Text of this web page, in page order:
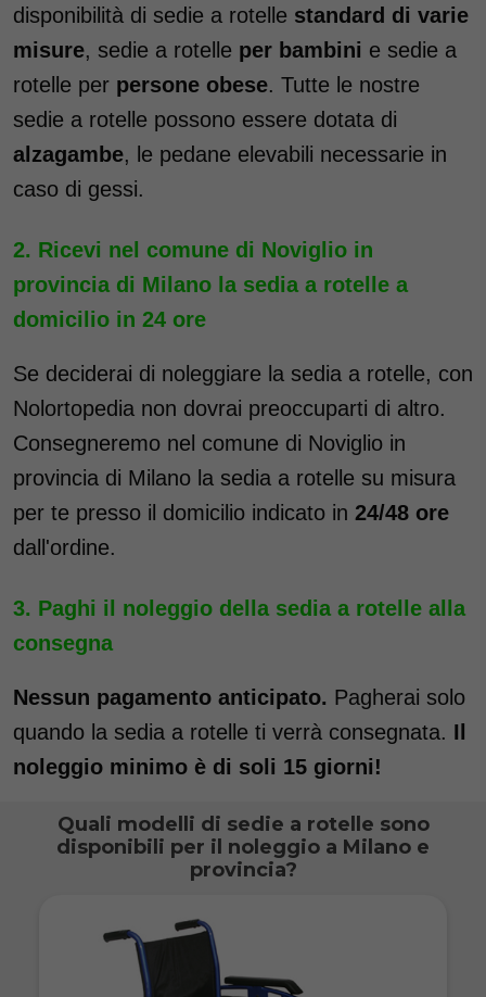
disponibilità di sedie a rotelle standard di varie
misure, sedie a rotelle per bambini e sedie a
rotelle per persone obese. Tutte le nostre
sedie a rotelle possono essere dotata di
alzagambe, le pedane elevabili necessarie in
caso di gessi.
Ricevi nel comune di Noviglio in
provincia di Milano la sedia a rotelle a
domicilio in 24 ore
Se deciderai di noleggiare la sedia a rotelle, con
Nolortopedia non dovrai preoccuparti di altro.
Consegneremo nel comune di Noviglio in
provincia di Milano la sedia a rotelle su misura
per te presso il domicilio indicato in 24/48 ore
dall'ordine.
Paghi il noleggio della sedia a rotelle alla
consegna
Nessun pagamento anticipato. Pagherai solo
quando la sedia a rotelle ti verrà consegnata. Il
noleggio minimo è di soli 15 giorni!
Quali modelli di sedie a rotelle sono
disponibili per il noleggio a Milano e
provincia?